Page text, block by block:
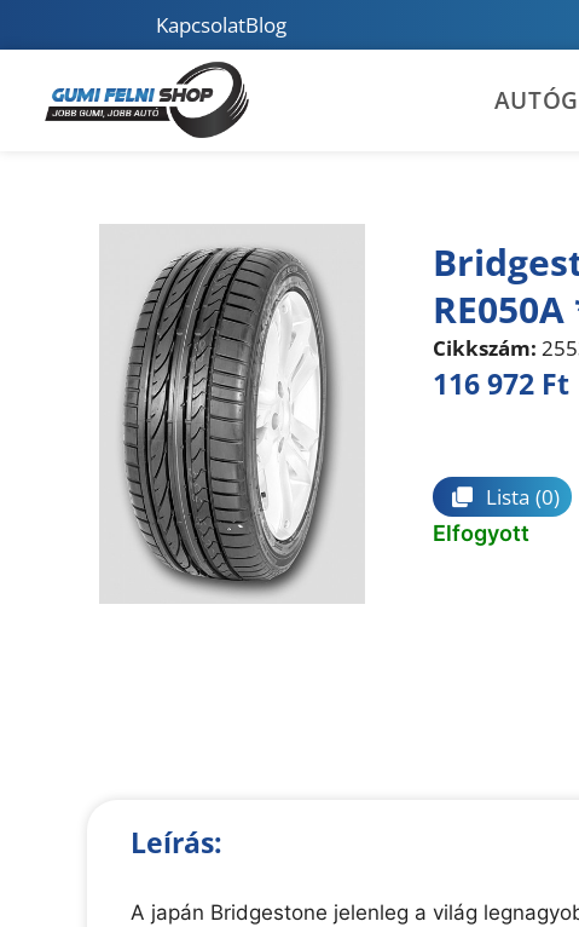
KapcsolatBlog
RE050A
Cikkszám:
116 972 Ft
Lista (0)
Elfogyott
Leírás:
A japán Bridgestone jelenleg a világ